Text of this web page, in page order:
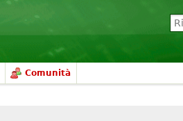
Comunità